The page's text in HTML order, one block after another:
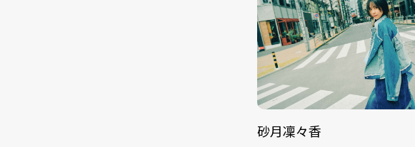
砂月凜々香